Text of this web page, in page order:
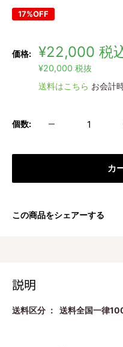
17%OFF
価格:
販
売
価
格
¥22,000 税
¥20,000 税抜
送料はこちら お会計
個数:
カ
この商品をシェアーする
説明
送料区分 ： 送料全国一律